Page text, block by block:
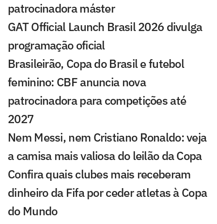
patrocinadora máster
GAT Official Launch Brasil 2026 divulga
programação oficial
Brasileirão, Copa do Brasil e futebol
feminino: CBF anuncia nova
patrocinadora para competições até
2027
Nem Messi, nem Cristiano Ronaldo: veja
a camisa mais valiosa do leilão da Copa
Confira quais clubes mais receberam
dinheiro da Fifa por ceder atletas à Copa
do Mundo